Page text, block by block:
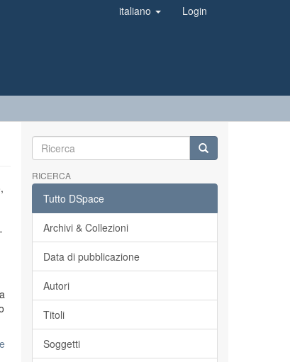
italiano Login
RICERCA
Tutto DSpace
Archivi & Collezioni
Data di pubblicazione
Autori
Titoli
Soggetti